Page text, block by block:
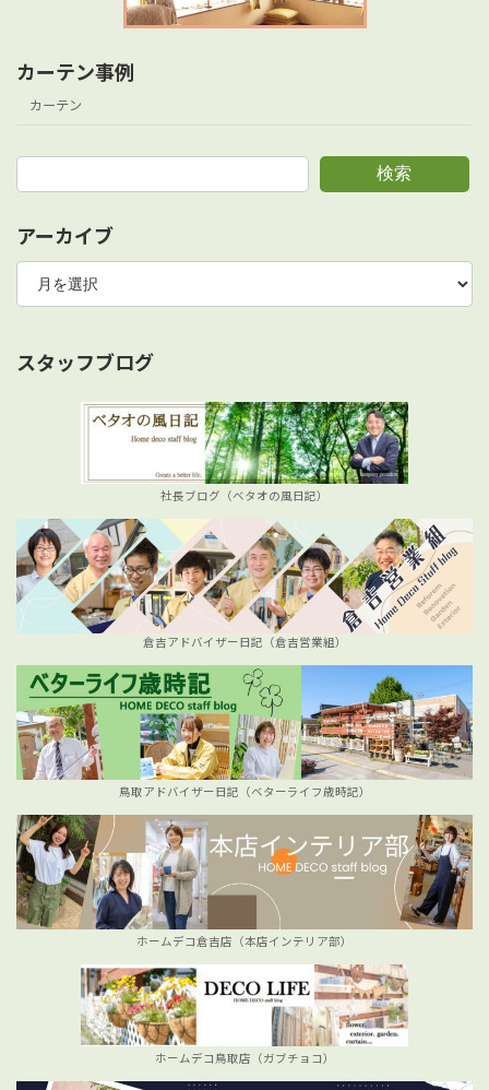
カーテン事例
カーテン
検索
アーカイブ
ア
カ
スタッフブログ
社長ブログ（ベタオの風日記）
倉吉アドバイザー日記（倉吉営業組）
鳥取アドバイザー日記（ベターライフ歳時記）
ホームデコ倉吉店（本店インテリア部）
ホームデコ鳥取店（ガブチョコ）